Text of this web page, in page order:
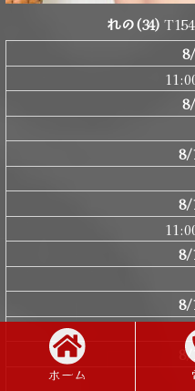
れの(34)
8/
8/
8/
8/
ホーム